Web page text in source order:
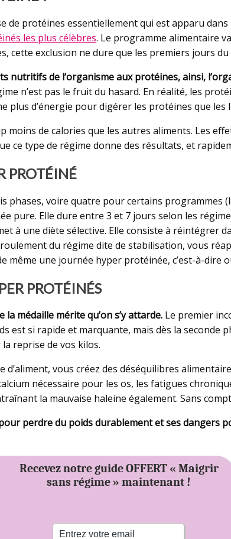
protéines essentiellement qui est apparu
les plus célèbres. Le programme alimentaire
cette exclusion ne dure que les premiers jours
nutritifs de l’organisme aux protéines, ainsi,
n’est pas le fruit du hasard. En réalité, les
plus d’énergie pour digérer les protéines que les
de calories que les autres aliments. Les
ce type de régime donne des résultats, et
PROTÉINÉ
voire quatre pour certains programmes
pure. Elle dure entre 3 et 7 jours selon les
à une diète sélective. Elle consiste à
du régime dite de stabilisation, vous
même une journée hyper protéinée, c’est-à-dire
PROTÉINÉS
médaille mérite qu’on s’y attarde. Le premier
est si rapide et marquante, mais dès la seconde
reprise de vos kilos.
vous créez des déséquilibres
nécessaire pour les os, les fatigues
la mauvaise haleine également. Sans
perdre du poids durablement et ses dangers
Recevez notre guide OFFERT « Maigrir
sans régime » maintenant !